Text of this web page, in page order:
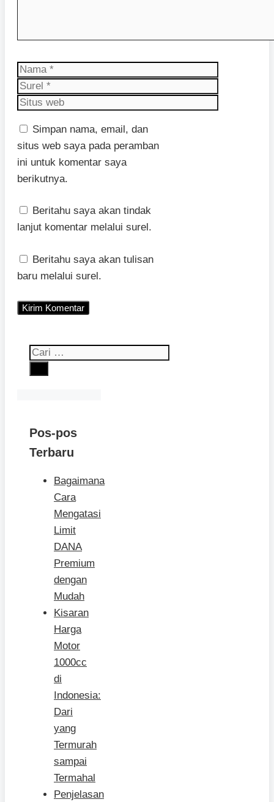
Nama
Surel
Situs
Simpan nama, email, dan
situs web saya pada peramban
ini untuk komentar saya
berikutnya.
Beritahu saya akan tindak
lanjut komentar melalui surel.
Beritahu saya akan tulisan
baru melalui surel.
Cari
Pos-pos
Terbaru
Bagaimana
Cara
Mengatasi
Limit
DANA
Premium
dengan
Mudah
Kisaran
Harga
Motor
1000cc
di
Indonesia:
Dari
yang
Termurah
sampai
Termahal
Penjelasan